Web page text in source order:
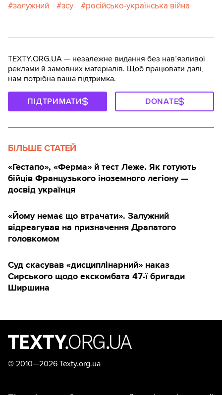
залужний зсу російсько-українська війна
TEXTY.ORG.UA — незалежне видання без навʼязливої
реклами й замовних матеріалів. Щоб працювати далі,
нам потрібна ваша підтримка.
ПІДТРИМАТИ DONATE
БІЛЬШЕ СТАТЕЙ
«Гестапо», «Ферма» й тест Леже. Як готують
бійців Французького іноземного легіону —
досвід українця
«Йому немає що втрачати». Залужний
відреагував на призначення Драпатого
головкомом
Суд скасував «дисциплінарний» наказ
Сирського щодо екскомбата 47-ї бригади
Ширшина
© 2010—2026 Texty.org.ua